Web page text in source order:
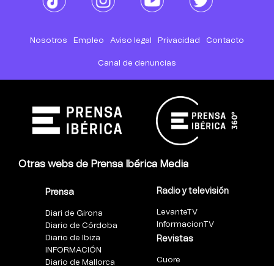
Nosotros Empleo Aviso legal Privacidad Contacto
Canal de denuncias
Otras webs de Prensa Ibérica Media
Prensa
Diari de Girona
Diario de Córdoba
Diario de Ibiza
INFORMACIÓN
Diario de Mallorca
Radio y televisión
LevanteTV
InformacionTV
Revistas
Cuore